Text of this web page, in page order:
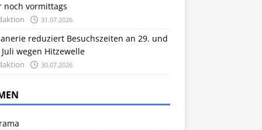
noch vormittags
31.07.2026
reduziert Besuchszeiten an 29. und
Juli wegen Hitzewelle
30.07.2026